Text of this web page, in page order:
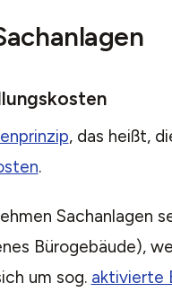
, das heißt,
.
Sachanlagen
Bürogebäude),
um sog. aktivierte